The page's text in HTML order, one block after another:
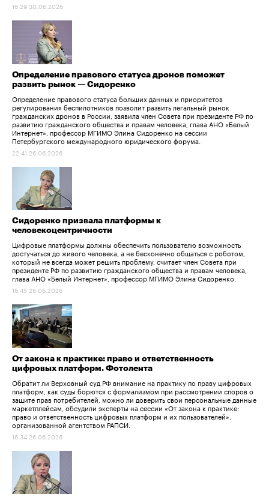
16:29 30.06.2026
Определение правового статуса дронов поможет
развить рынок — Сидоренко
Определение правового статуса больших данных и приоритетов
регулирования беспилотников позволит развить легальный рынок
гражданских дронов в России, заявила член Совета при президенте РФ по
развитию гражданского общества и правам человека, глава АНО «Белый
Интернет», профессор МГИМО Элина Сидоренко на сессии
Петербургского международного юридического форума.
22:41 26.06.2026
Сидоренко призвала платформы к
человекоцентричности
Цифровые платформы должны обеспечить пользователю возможность
достучаться до живого человека, а не бесконечно общаться с роботом,
который не всегда может решить проблему, считает член Совета при
президенте РФ по развитию гражданского общества и правам человека,
глава АНО «Белый Интернет», профессор МГИМО Элина Сидоренко.
16:45 26.06.2026
От закона к практике: право и ответственность
цифровых платформ. Фотолента
Обратит ли Верховный суд РФ внимание на практику по праву цифровых
платформ, как суды борются с формализмом при рассмотрении споров о
защите прав потребителей, можно ли доверить свои персональные данные
маркетплейсам, обсудили эксперты на сессии «От закона к практике:
право и ответственность цифровых платформ и их пользователей»,
организованной агентством РАПСИ.
16:34 26.06.2026